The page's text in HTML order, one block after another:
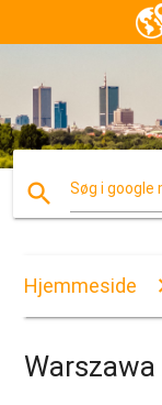
search Søg i google
Hjemmeside